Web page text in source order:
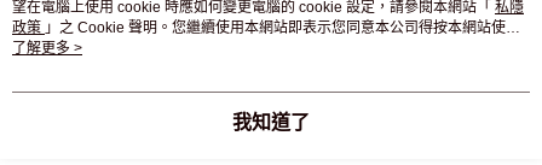
熱門標籤
熱銷排行
望在電腦上使用 cookie 時應如何變更電腦的 cookie 設定，請參閱本網站「 私隱
政策 」之 Cookie 聲明。您繼續使用本網站即表示您同意本公司得按本網站使用
條款之 Cookie 聲明使用 cookie。
了解更多 >
我知道了